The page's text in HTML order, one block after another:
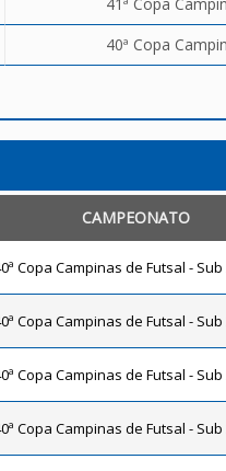
40ª Copa
CAMPEONATO
Copa Campinas de Futsal - Sub
Copa Campinas de Futsal - Sub
Copa Campinas de Futsal - Sub
Copa Campinas de Futsal - Sub